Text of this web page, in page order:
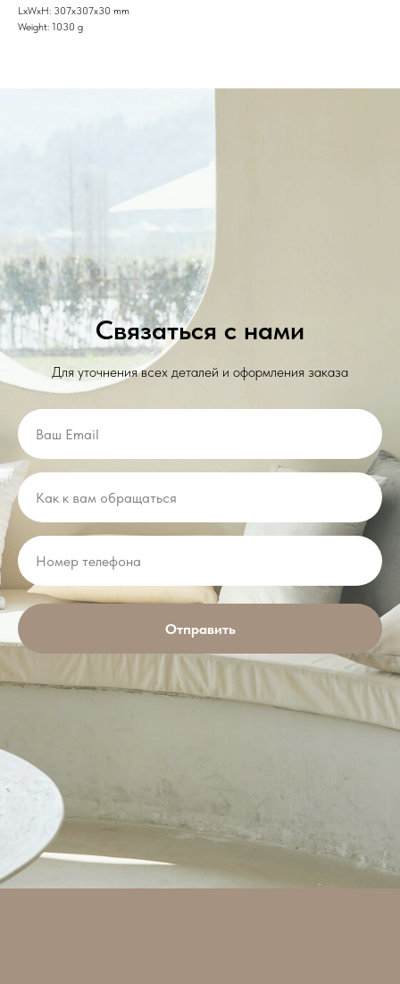
LxWxH: 307x307x30 mm
Weight: 1030 g
Связаться с нами
Для уточнения всех деталей и оформления заказа
Отправить